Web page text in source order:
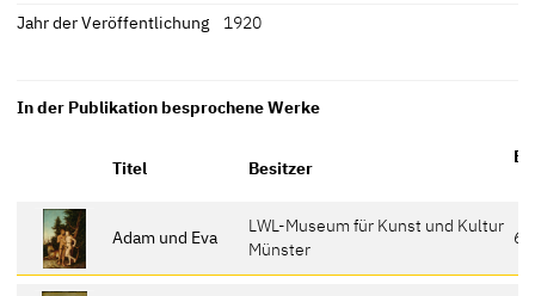
Jahr der Veröffentlichung
1920
In der Publikation besprochene Werke
Titel Besitzer
Adam und Eva
LWL-Museum für Kunst und Kultur
Münster